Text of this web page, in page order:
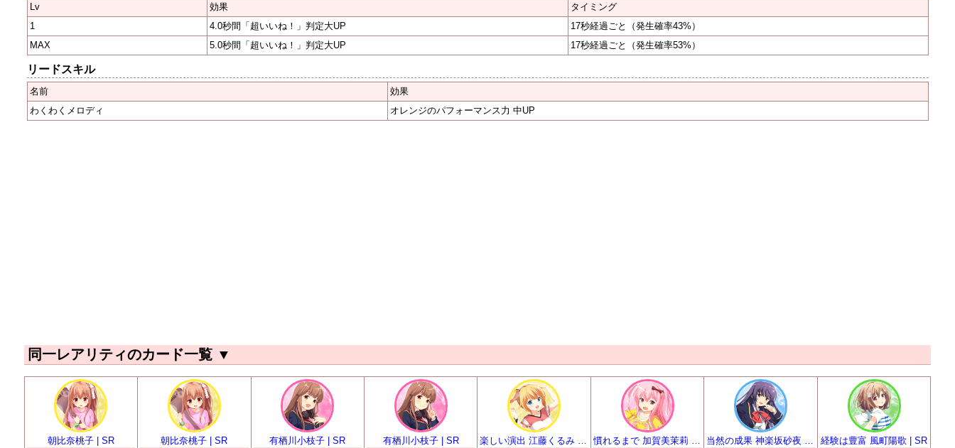
Lv 効果
タイミング
1
4.0秒間「超いいね！」判定大UP 17秒経過ごと
（発生確率43%）
MAX
5.0秒間「超いいね！」判定大UP 17秒経過ごと （発生確率53%）
リードスキル
名前
効果
わくわくメロディ
オレンジのパフォーマンス力 中UP
同一レアリティのカード一覧 ▼
朝比奈桃子 | SR
朝比奈桃子 | SR
有栖川小枝子 | SR
有栖川小枝子 | SR
楽しい演出 江藤くるみ | SR
慣れるまで 加賀美茉莉 | SR
当然の成果 神楽坂砂夜 | SR
経験は豊富 風町陽歌 | SR